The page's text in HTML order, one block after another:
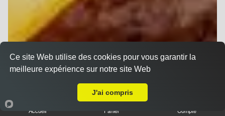
Accueil Panier Compte
Ce site Web utilise des cookies pour vous garantir la
meilleure expérience sur notre site Web
J'ai compris